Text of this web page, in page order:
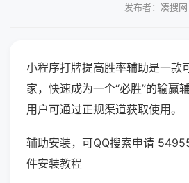
发布者：凑搜网
小程序打牌提高胜率辅助是一款
家，快速成为一个“必胜”的输赢
用户可通过正规渠道获取使用。
辅助安装，可QQ搜索申请
件安装教程